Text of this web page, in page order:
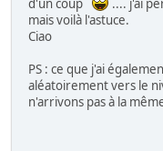
d'un coup
.... j'ai
mais voilà l'astuce.
Ciao
PS : ce que j'ai
aléatoirement vers le
n'arrivons pas à la